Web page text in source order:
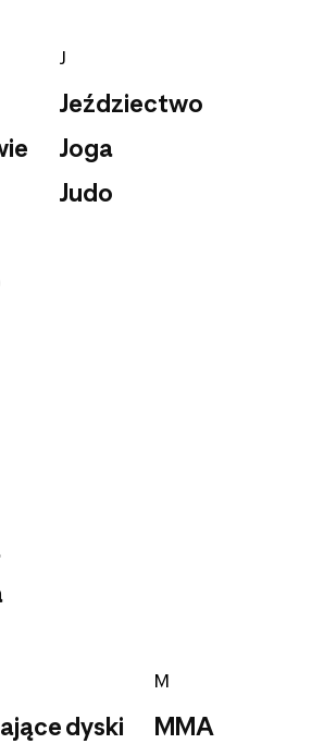
J
Jeździectwo
Joga
Judo
dyski
M
MMA